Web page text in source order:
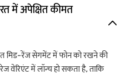
में अपेक्षित कीमत
मिड-रेंज सेगमेंट में फोन को रखने की
वेरिएंट में लॉन्च हो सकता है, ताकि